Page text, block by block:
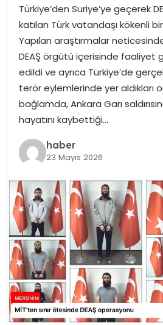
SPOR
EKONOMI
MAGAZIN
DÜNYA
OTOMOBIL
Türkiye’den Suriye’ye geçerek
katılan Türk vatandaşı kökenli
Yapılan araştırmalar
DEAŞ örgütü içerisinde faaliyet
edildi ve ayrıca Türkiye’de
terör eylemlerinde yer aldıkları
bağlamda, Ankara Garı
hayatını kaybettiği…
haber
23 Mayıs 2026